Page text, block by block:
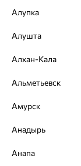
Цвет и
Доставка и оплата
Похожие
Алупка
Алушта
Алхан-Кала
Альметьевск
Амурск
Анадырь
Анапа